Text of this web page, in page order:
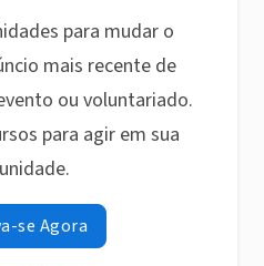
para mudar o
mais recente de
ou voluntariado.
para agir em sua
se Agora